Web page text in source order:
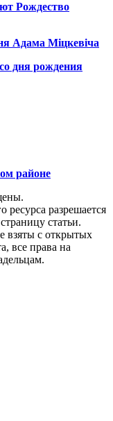
Рождество
Адама Міцкевіча
дня рождения
районе
разрешается
статьи.
взяты с открытых
все права на